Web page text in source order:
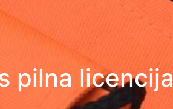
pilna licencija